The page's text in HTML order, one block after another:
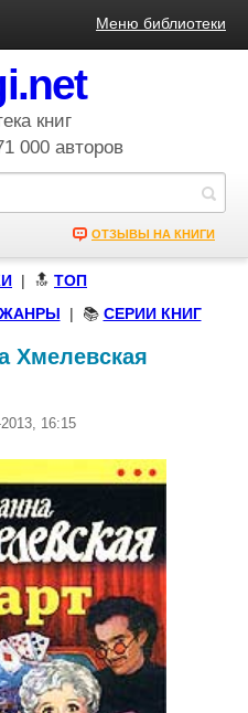
Меню библиотеки
книг
000 авторов
ОТЗЫВЫ НА КНИГИ
| 🔝 ТОП
ЖАНРЫ | 📚 СЕРИИ КНИГ
Хмелевская
16:15